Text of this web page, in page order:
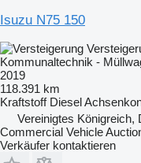
Isuzu N75 150
Kommunaltechnik -
2019
118.391 km
Kraftstoff Diesel
Vereinigtes Königreich,
Commercial Vehicle
Verkäufer kontaktieren